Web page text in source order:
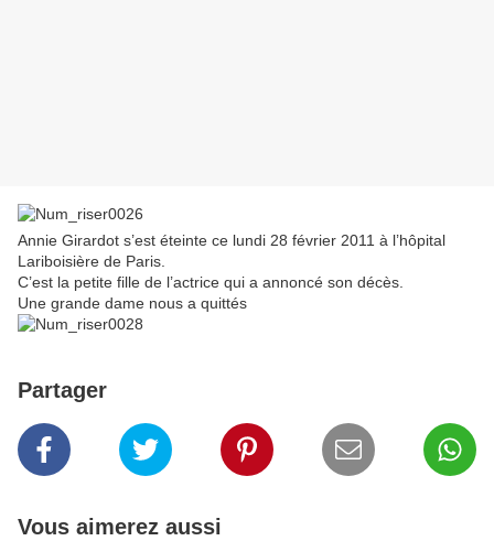
Annie Girardot s’est éteinte ce lundi 28 février 2011 à l’hôpital
Lariboisière de Paris.
C’est la petite fille de l’actrice qui a annoncé son décès.
Une grande dame nous a quittés
Partager
Vous aimerez aussi